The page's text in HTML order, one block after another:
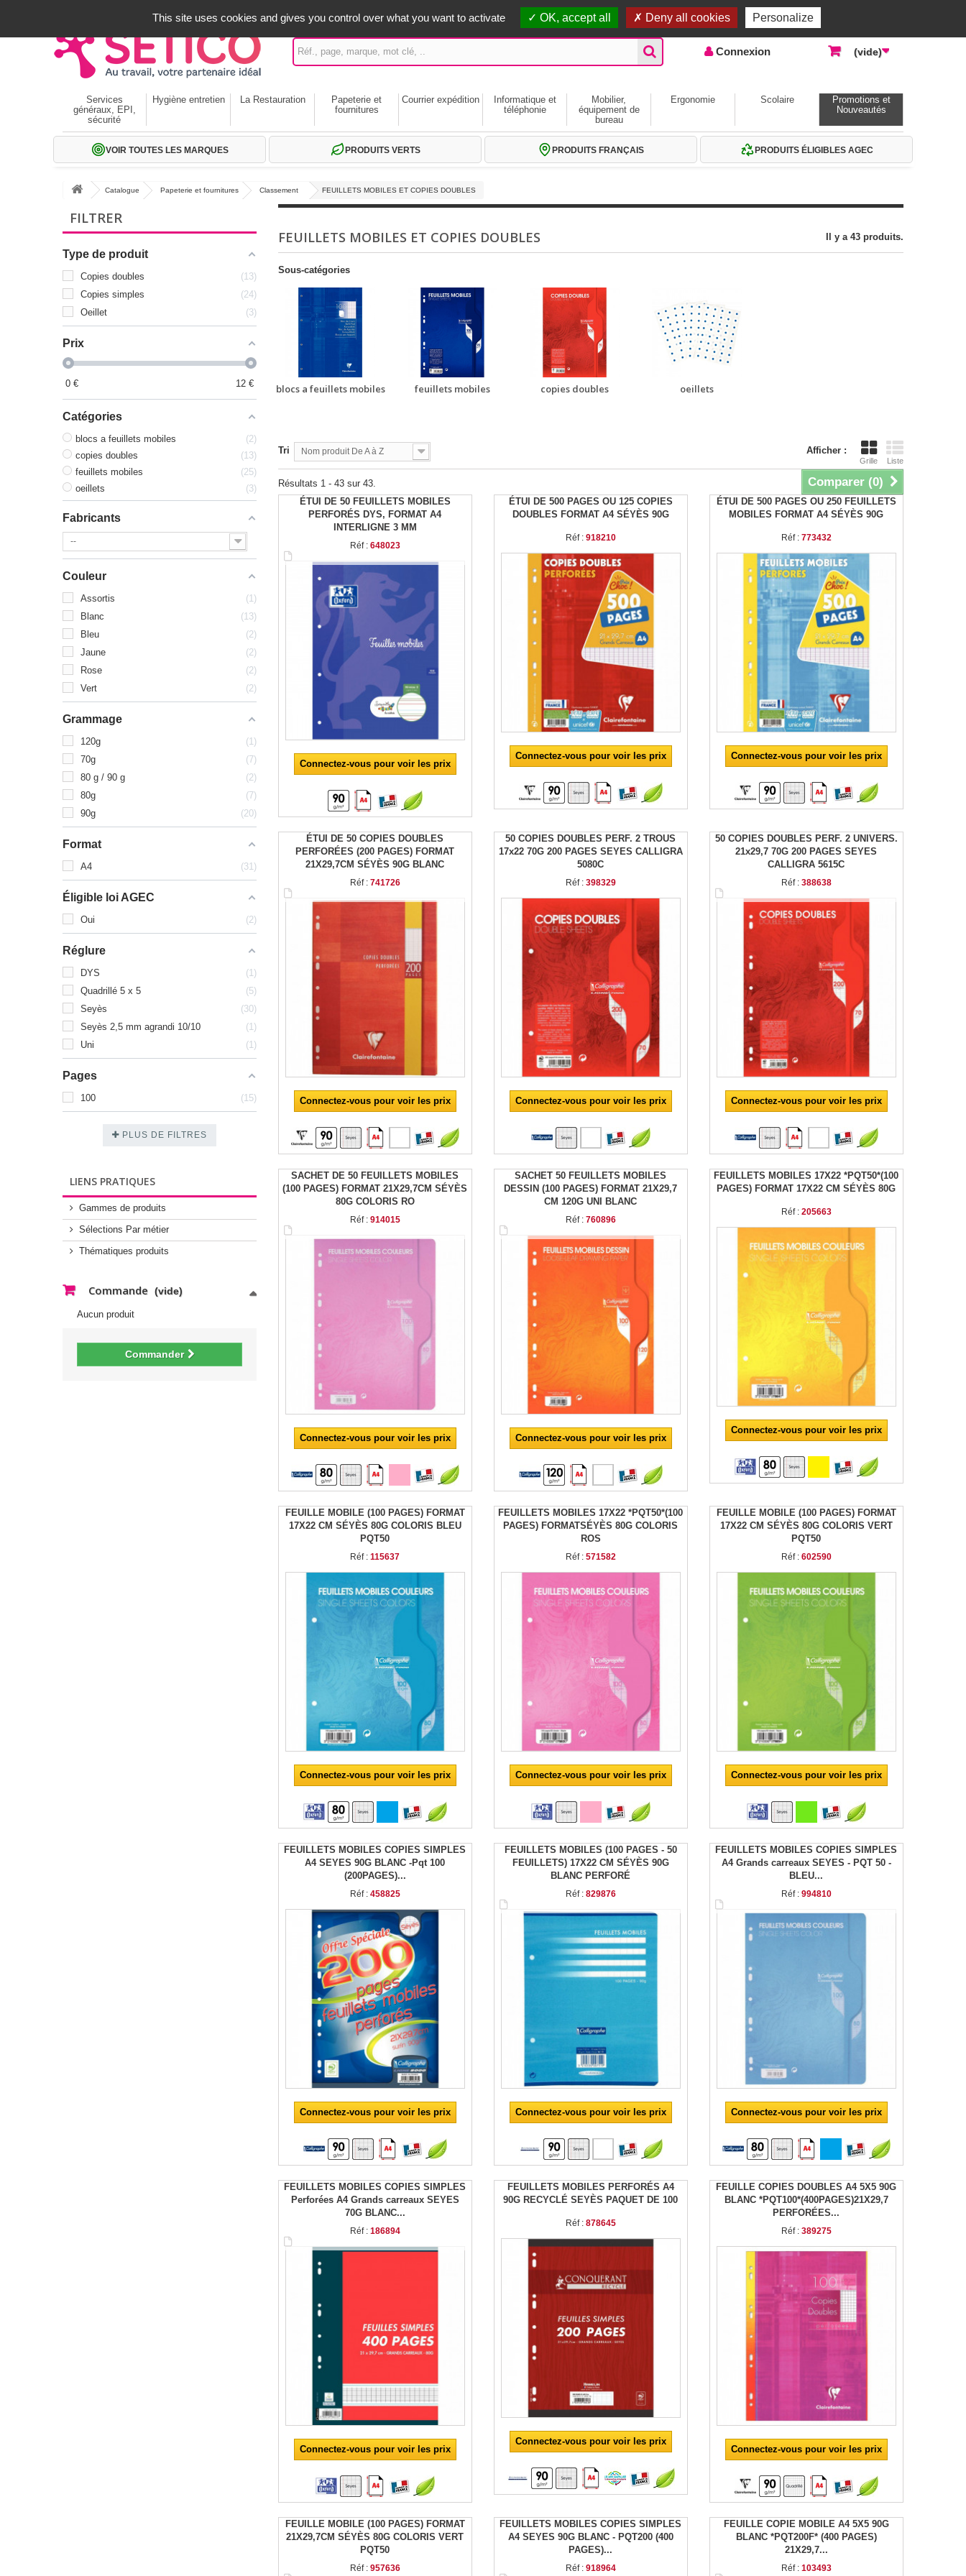
Accueil | Contactez-nous
Connexion (vide)
Services
généraux, EPI,
sécurité
Hygiène entretien La Restauration
Papeterie et
fournitures
Courrier expédition
Informatique et
téléphonie
Mobilier,
équipement de
bureau
Ergonomie Scolaire
Promotions et
Nouveautés
VOIR TOUTES LES MARQUES PRODUITS VERTS PRODUITS FRANÇAIS PRODUITS ÉLIGIBLES AGEC
Catalogue Papeterie et fournitures Classement FEUILLETS MOBILES ET COPIES DOUBLES
FILTRER
Type de produit
Copies doubles
13
Copies simples
24
Oeillet
3
Prix
0 € 12 €
Catégories
blocs a feuillets mobiles
2
copies doubles
13
feuillets mobiles
25
oeillets
3
Fabricants
--
Couleur
Assortis
1
Blanc
13
Bleu
2
Jaune
2
Rose
2
Vert
2
Grammage
120g
1
70g
7
80 g / 90 g
2
80g
7
90g
20
Format
A4 31
Éligible loi AGEC
Oui 2
Réglure
DYS
1
Quadrillé 5 x 5
5
Seyès
30
Seyès 2,5 mm agrandi 10/10
1
Uni
1
Pages
100 15
PLUS DE FILTRES
LIENS PRATIQUES
Gammes de produits
Sélections Par métier
Thématiques produits
Commande (vide)
Aucun produit
Commander
FEUILLETS MOBILES ET COPIES DOUBLES Il y a 43 produits.
Sous-catégories
blocs a feuillets mobiles feuillets mobiles copies doubles oeillets
Afficher :
Grille Liste
Tri Nom produit De A à Z
Comparer (0)
Résultats 1 - 43 sur 43.
ÉTUI DE 50 FEUILLETS MOBILES
PERFORÉS DYS, FORMAT A4
INTERLIGNE 3 MM
Réf : 648023
Connectez-vous pour voir les prix
ÉTUI DE 500 PAGES OU 125 COPIES
DOUBLES FORMAT A4 SÉYÈS 90G
Réf : 918210
Connectez-vous pour voir les prix
ÉTUI DE 500 PAGES OU 250 FEUILLETS
MOBILES FORMAT A4 SÉYÈS 90G
Réf : 773432
Connectez-vous pour voir les prix
ÉTUI DE 50 COPIES DOUBLES
PERFORÉES (200 PAGES) FORMAT
21X29,7CM SÉYÈS 90G BLANC
Réf : 741726
Connectez-vous pour voir les prix
50 COPIES DOUBLES PERF. 2 TROUS
17x22 70G 200 PAGES SEYES CALLIGRA
5080C
Réf : 398329
Connectez-vous pour voir les prix
50 COPIES DOUBLES PERF. 2 UNIVERS.
21x29,7 70G 200 PAGES SEYES
CALLIGRA 5615C
Réf : 388638
Connectez-vous pour voir les prix
SACHET DE 50 FEUILLETS MOBILES
(100 PAGES) FORMAT 21X29,7CM SÉYÈS
80G COLORIS RO
Réf : 914015
Connectez-vous pour voir les prix
SACHET 50 FEUILLETS MOBILES
DESSIN (100 PAGES) FORMAT 21X29,7
CM 120G UNI BLANC
Réf : 760896
Connectez-vous pour voir les prix
FEUILLETS MOBILES 17X22 *PQT50*(100
PAGES) FORMAT 17X22 CM SÉYÈS 80G
Réf : 205663
Connectez-vous pour voir les prix
FEUILLE MOBILE (100 PAGES) FORMAT
17X22 CM SÉYÈS 80G COLORIS BLEU
PQT50
Réf :115637
Connectez-vous pour voir les prix
FEUILLETS MOBILES 17X22 *PQT50*(100
PAGES) FORMATSÉYÈS 80G COLORIS
ROS
Réf : 571582
Connectez-vous pour voir les prix
FEUILLE MOBILE (100 PAGES) FORMAT
17X22 CM SÉYÈS 80G COLORIS VERT
PQT50
Réf : 602590
Connectez-vous pour voir les prix
FEUILLETS MOBILES COPIES SIMPLES
A4 SEYES 90G BLANC -Pqt 100
(200PAGES)...
Réf : 458825
Connectez-vous pour voir les prix
FEUILLETS MOBILES (100 PAGES - 50
FEUILLETS) 17X22 CM SÉYÈS 90G
BLANC PERFORÉ
Réf : 829876
Connectez-vous pour voir les prix
FEUILLETS MOBILES COPIES SIMPLES
A4 Grands carreaux SEYES - PQT 50 -
BLEU...
Réf : 994810
Connectez-vous pour voir les prix
FEUILLETS MOBILES COPIES SIMPLES
Perforées A4 Grands carreaux SEYES
70G BLANC...
Réf : 186894
Connectez-vous pour voir les prix
FEUILLETS MOBILES PERFORÉS A4
90G RECYCLÉ SEYÈS PAQUET DE 100
Réf : 878645
Connectez-vous pour voir les prix
FEUILLE COPIES DOUBLES A4 5X5 90G
BLANC *PQT100*(400PAGES)21X29,7
PERFORÉES...
Réf : 389275
Connectez-vous pour voir les prix
FEUILLE MOBILE (100 PAGES) FORMAT
21X29,7CM SÉYÈS 80G COLORIS VERT
PQT50
Réf : 957636
FEUILLETS MOBILES COPIES SIMPLES
A4 SEYES 90G BLANC - PQT200 (400
PAGES)...
Réf : 918964
FEUILLE COPIE MOBILE A4 5X5 90G
BLANC *PQT200F* (400 PAGES)
21X29,7...
Réf : 103493
This site uses cookies and gives you control over what you want to activate OK, accept all Deny all cookies Personalize